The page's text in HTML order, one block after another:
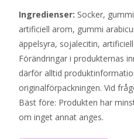
Ingredienser: Socker,
artificiell arom, gummi
äppelsyra, sojalecitin,
Förändringar i produkternas
därför alltid
originalförpackningen. Vid
Bäst före: Produkten har
om inget annat anges.